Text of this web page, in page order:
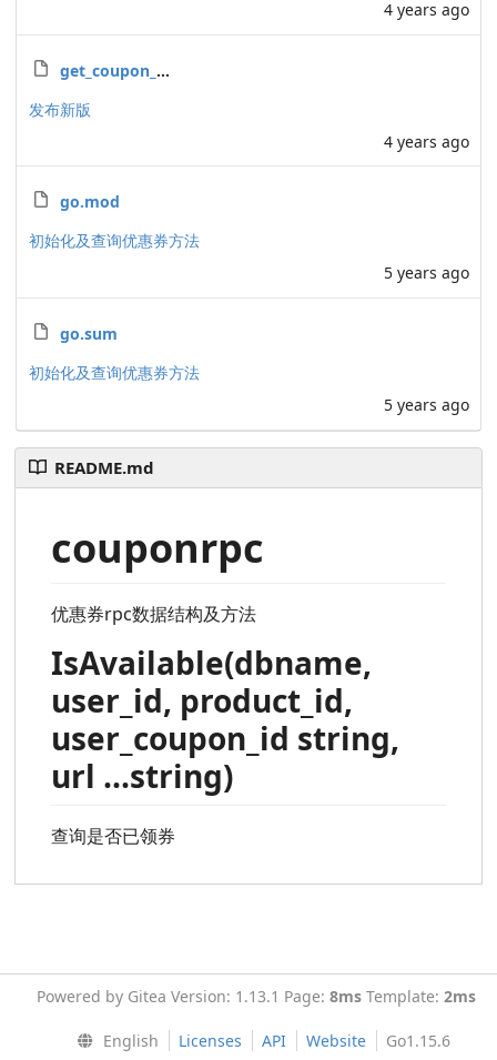
4 years ago
get_coupon_test.go
发布新版
4 years ago
go.mod
初始化及查询优惠券方法
5 years ago
go.sum
初始化及查询优惠券方法
5 years ago
README.md
couponrpc
优惠券rpc数据结构及方法
IsAvailable(dbname,
user_id, product_id,
user_coupon_id string,
url ...string)
查询是否已领券
Powered by Gitea Version: 1.13.1 Page: 8ms Template: 2ms
English Licenses API Website Go1.15.6